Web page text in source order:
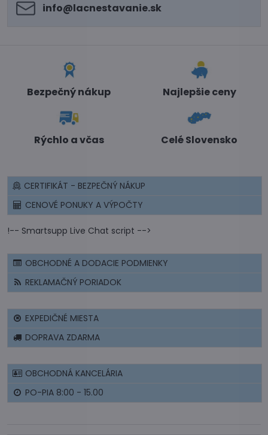
info​@lacnestavanie​.sk
Bezpečný nákup Najlepšie ceny
Rýchlo a včas Celé Slovensko
CERTIFIKÁT - BEZPEČNÝ NÁKUP
CENOVÉ PONUKY A VÝPOČTY
!-- Smartsupp Live Chat script -->
OBCHODNÉ A DODACIE PODMIENKY
REKLAMAČNÝ PORIADOK
EXPEDIČNÉ MIESTA
DOPRAVA ZDARMA
OBCHODNÁ KANCELÁRIA
PO-PIA 8:00 - 15.00